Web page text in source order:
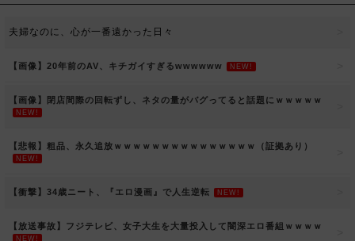
夫婦なのに、心が一番遠かった日々
【画像】20年前のAV、キチガイすぎるwwwwww NEW!
【画像】閉店間際の回転ずし、ネタの量がバグってると話題にｗｗｗｗｗ
NEW!
【悲報】粗品、永久追放ｗｗｗｗｗｗｗｗｗｗｗｗｗｗｗ（証拠あり）
NEW!
【衝撃】34歳ニート、『エロ漫画』で人生逆転 NEW!
【放送事故】フジテレビ、女子大生を大量投入して闇深エロ番組ｗｗｗｗ
NEW!